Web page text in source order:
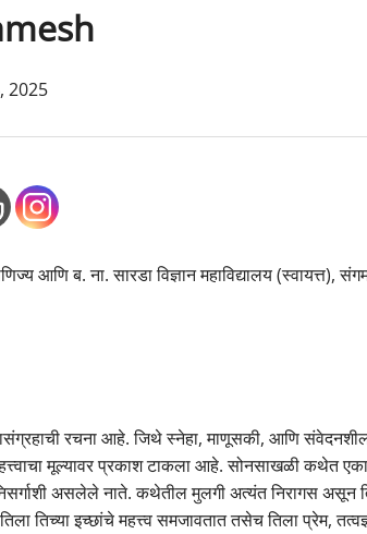
2025
आणि ब. ना. सारडा विज्ञान महाविद्यालय (स्वायत्त),
रचना आहे. जिथे स्नेहा, माणूसकी, आणि
मूल्यावर प्रकाश टाकला आहे. सोनसाखळी कथेत
असलेले नाते. कथेतील मुलगी अत्यंत निरागस
तिच्या इच्छांचे महत्त्व समजावतात तसेच तिला प्रेम,